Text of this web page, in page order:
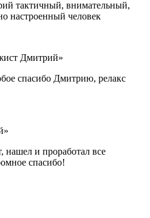
тактичный, внимательный,
настроенный человек
Дмитрий»
спасибо Дмитрию, релакс
нашел и проработал все
спасибо!